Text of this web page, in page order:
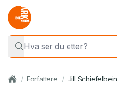
/ Forfattere / Jill Schiefelbein